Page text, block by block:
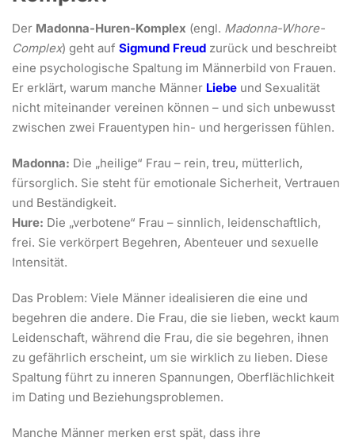
Der Madonna-Huren-Komplex (engl. Madonna-Whore-
Complex) geht auf Sigmund Freud zurück und beschreibt
eine psychologische Spaltung im Männerbild von Frauen.
Er erklärt, warum manche Männer Liebe und Sexualität
nicht miteinander vereinen können – und sich unbewusst
zwischen zwei Frauentypen hin- und hergerissen fühlen.
Madonna: Die „heilige“ Frau – rein, treu, mütterlich,
fürsorglich. Sie steht für emotionale Sicherheit, Vertrauen
und Beständigkeit.
Hure: Die „verbotene“ Frau – sinnlich, leidenschaftlich,
frei. Sie verkörpert Begehren, Abenteuer und sexuelle
Intensität.
Das Problem: Viele Männer idealisieren die eine und
begehren die andere. Die Frau, die sie lieben, weckt kaum
Leidenschaft, während die Frau, die sie begehren, ihnen
zu gefährlich erscheint, um sie wirklich zu lieben. Diese
Spaltung führt zu inneren Spannungen, Oberflächlichkeit
im Dating und Beziehungsproblemen.
Manche Männer merken erst spät, dass ihre